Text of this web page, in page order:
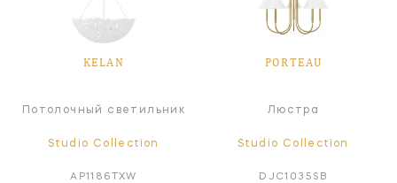
KELAN
Потолочный светильник
Studio Collection
AP1186TXW
PORTEAU
Люстра
Studio Collection
DJC1035SB